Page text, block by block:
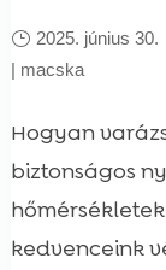
2025. június 30.
| macska
Hogyan
biztonságos
kedvenceink